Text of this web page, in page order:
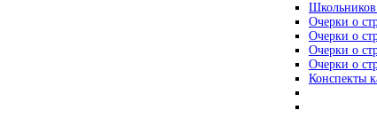
Очерки о
Очерки о
Очерки о
Очерки о
Конспекты